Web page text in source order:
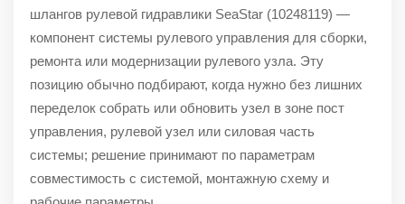
шлангов рулевой гидравлики SeaStar (10248119) —
компонент системы рулевого управления для сборки,
ремонта или модернизации рулевого узла. Эту
позицию обычно подбирают, когда нужно без лишних
переделок собрать или обновить узел в зоне пост
управления, рулевой узел или силовая часть
системы; решение принимают по параметрам
совместимость с системой, монтажную схему и